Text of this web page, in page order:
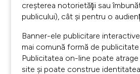
creşterea notorietăţii sau
publicului), cât şi pentru o
Banner-ele publicitare
mai comună formă de
Publicitatea on-line poate
site şi poate construe